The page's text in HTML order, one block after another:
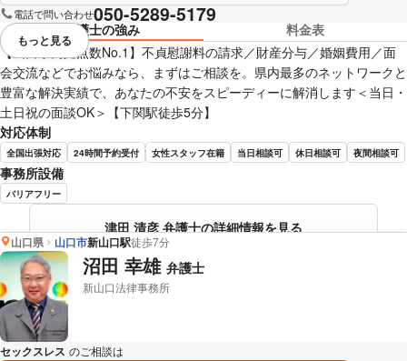
電話で問い合わせ050-5289-5179
弁護士の強み
料金表
【山口県内拠点数No.1】不貞慰謝料の請求／財産分与／婚姻費用／面
会交流などでお悩みなら、まずはご相談を。県内最多のネットワークと
豊富な解決実績で、あなたの不安をスピーディーに解消します＜当日・
土日祝の面談OK＞【下関駅徒歩5分】
対応体制
全国出張対応 24時間予約受付 女性スタッフ在籍 当日相談可 休日相談可 夜間相談可
事務所設備
バリアフリー
津田 清彦 弁護士の詳細情報を見る
視覚的に省略されている要素を
もっと見る
山口県 山口市新山口駅徒歩7分
沼田 幸雄 弁護士
新山口法律事務所
セックスレス のご相談は